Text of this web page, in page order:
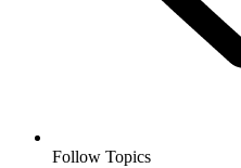
Follow Topics